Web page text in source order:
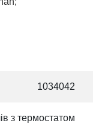
1034042
з термостатом